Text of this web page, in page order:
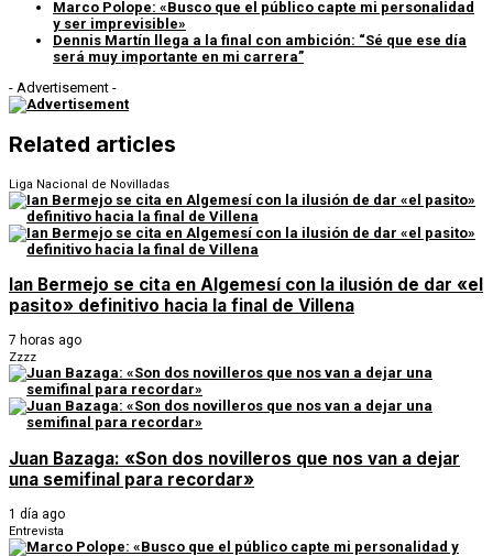
Marco Polope: «Busco que el público capte mi personalidad
y ser imprevisible»
Dennis Martín llega a la final con ambición: “Sé que ese día
será muy importante en mi carrera”
- Advertisement -
Related articles
Liga Nacional de Novilladas
Ian Bermejo se cita en Algemesí con la ilusión de dar «el
pasito» definitivo hacia la final de Villena
7 horas ago
Zzzz
Juan Bazaga: «Son dos novilleros que nos van a dejar
una semifinal para recordar»
1 día ago
Entrevista